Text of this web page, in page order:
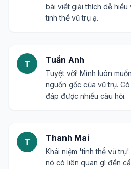
bài viết giải thích dễ hiểu
tinh thể vũ trụ ạ.
T Tuấn Anh
Tuyệt vời! Mình luôn
nguồn gốc của vũ trụ.
đáp được nhiều câu hỏi.
T Thanh Mai
Khái niệm 'tinh thể vũ
nó có liên quan gì đến